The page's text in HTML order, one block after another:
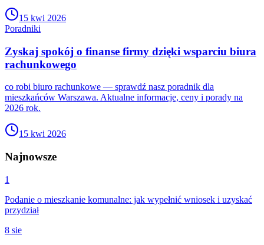
15 kwi 2026
Poradniki
Zyskaj spokój o finanse firmy dzięki wsparciu biura
rachunkowego
co robi biuro rachunkowe — sprawdź nasz poradnik dla
mieszkańców Warszawa. Aktualne informacje, ceny i porady na
2026 rok.
15 kwi 2026
Najnowsze
1
Podanie o mieszkanie komunalne: jak wypełnić wniosek i uzyskać
przydział
8 sie